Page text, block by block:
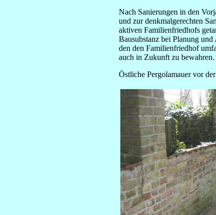
Nach Sanierungen in den
und zur denkmalgerechten
aktiven Familienfriedhofs
Bausubstanz bei Planung
den den Familienfriedhof
auch in Zukunft zu bewahren.
Östliche Pergolamauer vor